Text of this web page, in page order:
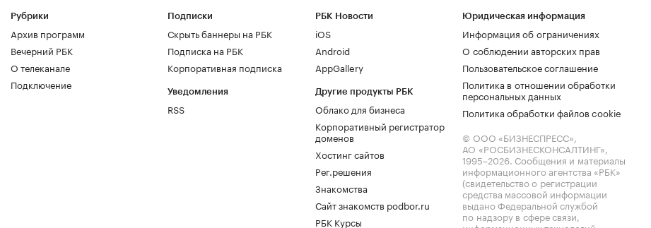
Рубрики
Архив программ
Вечерний РБК
О телеканале
Подключение
Подписки
Скрыть баннеры на РБК
Подписка на РБК
Корпоративная подписка
Уведомления
RSS
РБК Новости
iOS
Android
AppGallery
Другие продукты РБК
Облако для бизнеса
Корпоративный регистратор
доменов
Хостинг сайтов
Рег.решения
Знакомства
Сайт знакомств podbor.ru
РБК Курсы
Юридическая информация
Информация об ограничениях
О соблюдении авторских прав
Пользовательское соглашение
Политика в отношении обработки
персональных данных
Политика обработки файлов cookie
© ООО «БИЗНЕСПРЕСС»,
АО «РОСБИЗНЕСКОНСАЛТИНГ»,
1995–2026. Сообщения и материалы
информационного агентства «РБК»
(свидетельство о регистрации
средства массовой информации
выдано Федеральной службой
по надзору в сфере связи,